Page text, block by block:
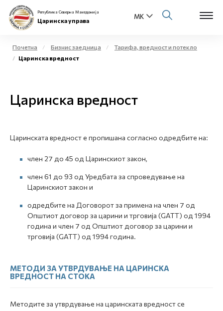
Физички лица
Open
Медиа центар
Република Северна Македонија
Царинска управа
Почетна Бизнис заедница
Тарифа, вредност и потекло
Царинска вредност
Царинска вредност
Царинската вредност е пропишана согласно одредбите на:
член 27 до 45 од Царинскиот закон,
член 61 до 93 од Уредбата за спроведување на
Царинскиот закон и
одредбите на Договорот за примена на член 7 од
Општиот договор за царини и трговија (GATT) од 1994
година и член 7 од Општиот договор за царини и
трговија (GATT) од 1994 година.
МЕТОДИ ЗА УТВРДУВАЊЕ НА ЦАРИНСКА
ВРЕДНОСТ НА СТОКА
Методите за утврдување на царинската вредност се